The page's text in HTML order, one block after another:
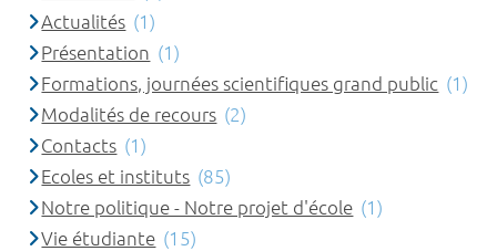
Actualités (1)
Présentation (1)
Formations, journées scientifiques grand public (1)
Modalités de recours (2)
Contacts (1)
Ecoles et instituts (85)
Notre politique - Notre projet d'école (1)
Vie étudiante (15)